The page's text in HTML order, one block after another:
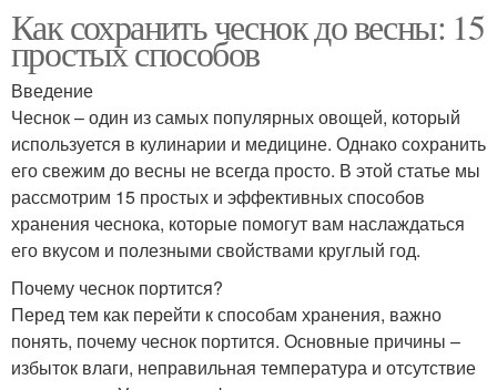
Как сохранить чеснок до весны: 15
простых способов
Введение
Чеснок – один из самых популярных овощей, который
используется в кулинарии и медицине. Однако сохранить
его свежим до весны не всегда просто. В этой статье мы
рассмотрим 15 простых и эффективных способов
хранения чеснока, которые помогут вам наслаждаться
его вкусом и полезными свойствами круглый год.
Почему чеснок портится?
Перед тем как перейти к способам хранения, важно
понять, почему чеснок портится. Основные причины –
избыток влаги, неправильная температура и отсутствие